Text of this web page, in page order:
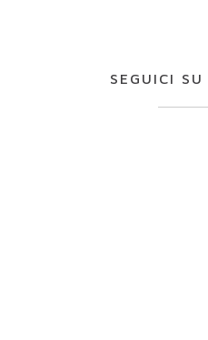
SEGUICI SU